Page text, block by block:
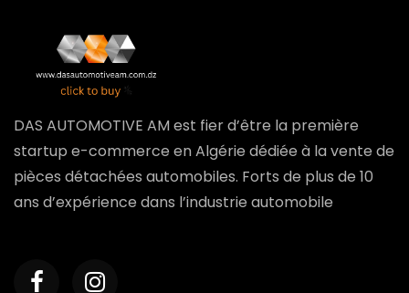
DAS AUTOMOTIVE AM est fier d’être la première
startup e-commerce en Algérie dédiée à la vente de
pièces détachées automobiles. Forts de plus de 10
ans d’expérience dans l’industrie automobile